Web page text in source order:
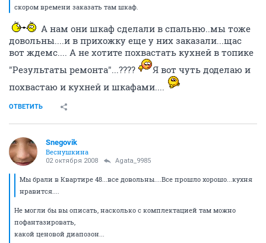
скором времени заказать там шкаф.
А нам они шкаф сделали в спальню..мы тоже
довольны....и в прихожку еще у них заказали...щас
вот ждемс.... А не хотите похвастать кухней в топике
"Результаты ремонта"...????
Я вот чуть доделаю и
похвастаю и кухней и шкафами....
ОТВЕТИТЬ
Snegovik
Веснушкина
02 октября 2008 Agata_9985
Мы брали в Квартире 48...все довольны....Все прошло хорошо...кухня
нравится....
Не могли бы вы описать, насколько с комплектацией там можно
пофантазировать,
какой ценовой диапозон...